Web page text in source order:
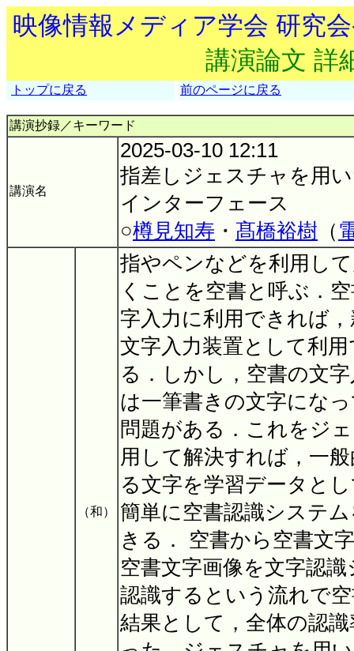
映像情報メディア学会 研究
講演論文 詳
トップに戻る 前のページに戻る
講演抄録／キーワード
講演名
2025-03-10 12:11
指差しジェスチャを用
インターフェース
○樽見知寿 ・ 髙橋裕樹 （
（和）
指やペンなどを利用し
くことを空書と呼ぶ．
字入力に利用できれば
文字入力装置として利
る．しかし，空書の文
は一筆書きの文字にな
問題がある．これをジ
用して解決すれば，一
る文字を学習データと
簡単に空書認識システ
きる． 空書から空書文
空書文字画像を文字認
認識するという流れで
結果として，全体の認